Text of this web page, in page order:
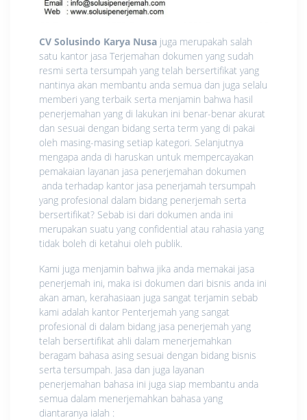
CV Solusindo Karya Nusa juga merupakah salah
satu kantor jasa Terjemahan dokumen yang sudah
resmi serta tersumpah yang telah bersertifikat yang
nantinya akan membantu anda semua dan juga selalu
memberi yang terbaik serta menjamin bahwa hasil
penerjemahan yang di lakukan ini benar-benar akurat
dan sesuai dengan bidang serta term yang di pakai
oleh masing-masing setiap kategori. Selanjutnya
mengapa anda di haruskan untuk mempercayakan
pemakaian layanan jasa penerjemahan dokumen
anda terhadap kantor jasa penerjamah tersumpah
yang profesional dalam bidang penerjemah serta
bersertifikat? Sebab isi dari dokumen anda ini
merupakan suatu yang confidential atau rahasia yang
tidak boleh di ketahui oleh publik.
Kami juga menjamin bahwa jika anda memakai jasa
penerjemah ini, maka isi dokumen dari bisnis anda ini
akan aman, kerahasiaan juga sangat terjamin sebab
kami adalah kantor Penterjemah yang sangat
profesional di dalam bidang jasa penerjemah yang
telah bersertifikat ahli dalam menerjemahkan
beragam bahasa asing sesuai dengan bidang bisnis
serta tersumpah. Jasa dan juga layanan
penerjemahan bahasa ini juga siap membantu anda
semua dalam menerjemahkan bahasa yang
diantaranya ialah :